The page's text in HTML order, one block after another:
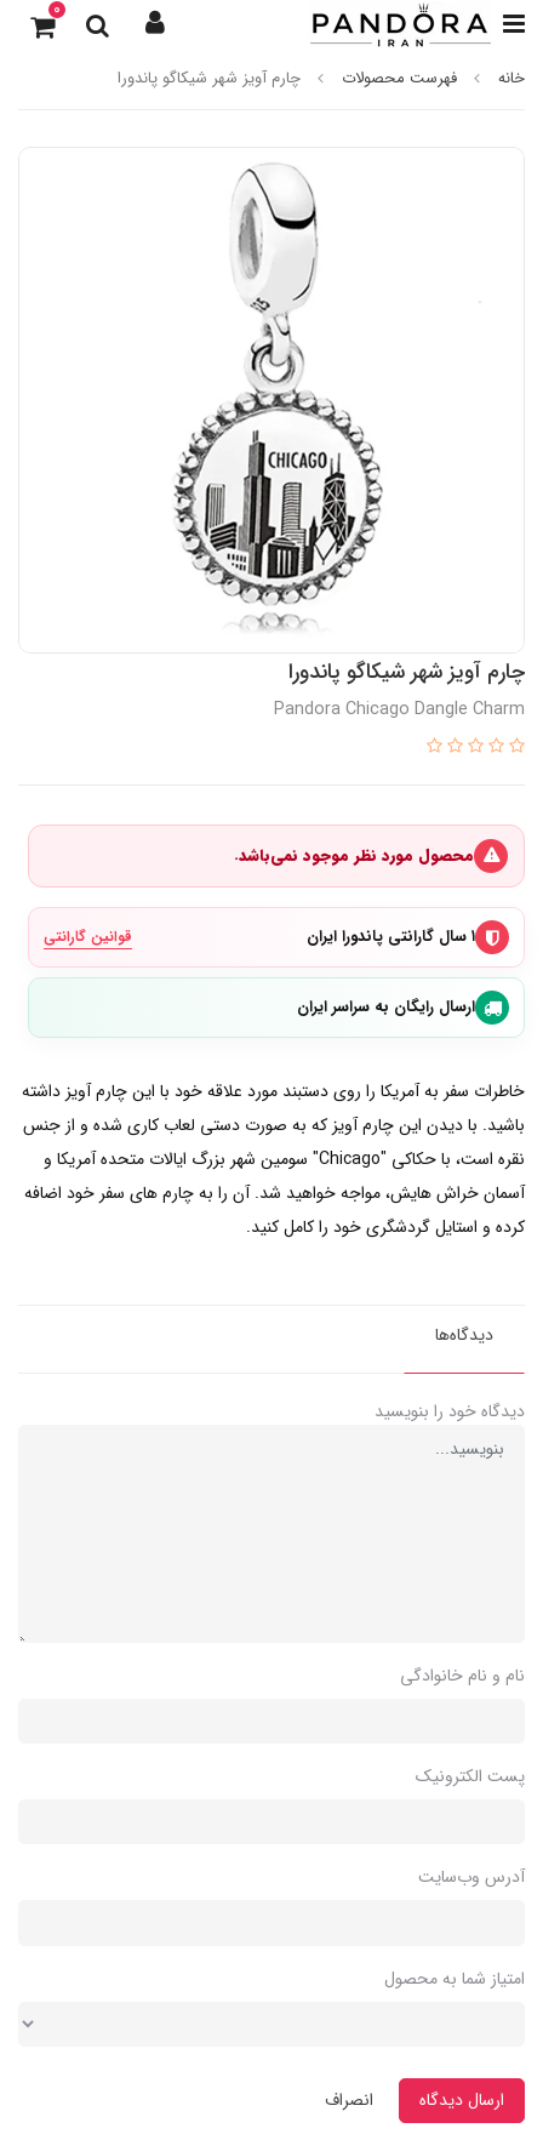
0
خانه فهرست محصولات چارم آویز شهر شیکاگو پاندورا
چارم آویز شهر شیکاگو پاندورا
Pandora Chicago Dangle Charm
محصول مورد نظر موجود نمی‌باشد.
۱ سال گارانتی پاندورا ایران قوانین گارانتی
ارسال رایگان به سراسر ایران
خاطرات سفر به آمریکا را روی دستبند مورد علاقه خود با این چارم آویز داشته
باشید. با دیدن این چارم آویز که به صورت دستی لعاب کاری شده و از جنس
نقره است، با حکاکی "Chicago" سومین شهر بزرگ ایالات متحده آمریکا و
آسمان خراش هایش، مواجه خواهید شد. آن را به چارم های سفر خود اضافه
کرده و استایل گردشگری خود را کامل کنید.
دیدگاه‌ها
دیدگاه خود را بنویسید
نام و نام خانوادگی
پست الکترونیک
آدرس وب‌سایت
امتیاز شما به محصول
ارسال دیدگاه انصراف